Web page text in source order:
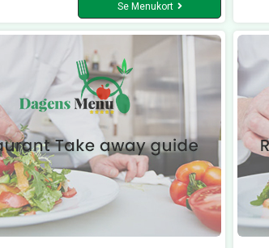
Se Menukort